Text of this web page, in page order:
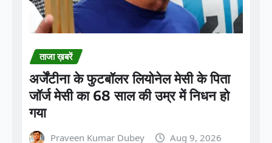
ताजा ख़बरें
अर्जेंटीना के फुटबॉलर लियोनेल मेसी के पिता
जॉर्ज मेसी का 68 साल की उम्र में निधन हो
गया
Praveen Kumar Dubey Aug 9, 2026